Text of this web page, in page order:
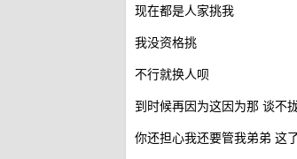
现在都是人家挑我
我没资格挑
不行就换人呗
到时候再因为这因为那 谈不
你还担心我还要管我弟弟 这